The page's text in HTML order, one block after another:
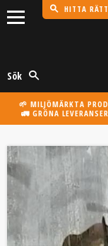
HITTA
Sök
🌱 MILJÖMÄRKTA
🚛 GRÖNA